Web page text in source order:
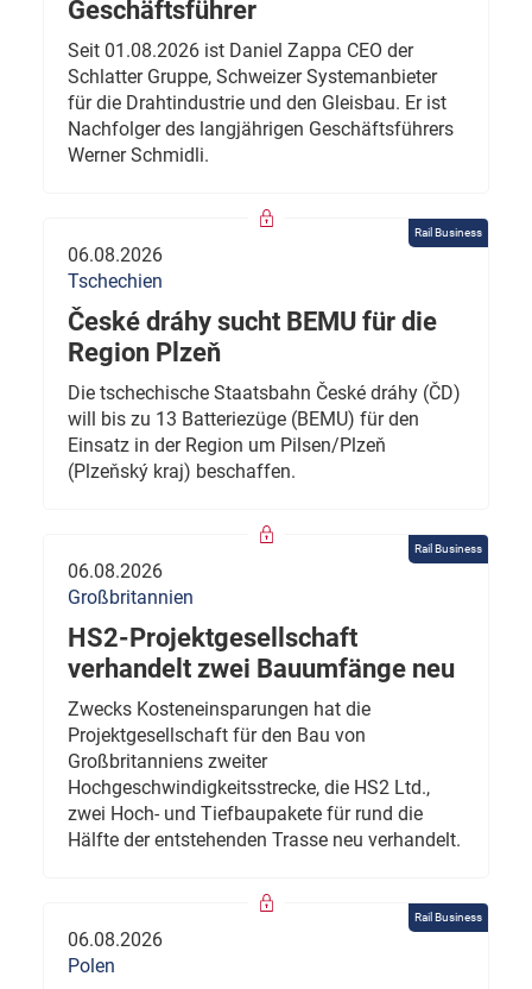
Geschäftsführer
Seit 01.08.2026 ist Daniel Zappa CEO der
Schlatter Gruppe, Schweizer Systemanbieter
für die Drahtindustrie und den Gleisbau. Er ist
Nachfolger des langjährigen Geschäftsführers
Werner Schmidli.
Rail Business
06.08.2026
Tschechien
České dráhy sucht BEMU für die
Region Plzeň
Die tschechische Staatsbahn České dráhy (ČD)
will bis zu 13 Batteriezüge (BEMU) für den
Einsatz in der Region um Pilsen/Plzeň
(Plzeňský kraj) beschaffen.
Rail Business
06.08.2026
Großbritannien
HS2-Projektgesellschaft
verhandelt zwei Bauumfänge neu
Zwecks Kosteneinsparungen hat die
Projektgesellschaft für den Bau von
Großbritanniens zweiter
Hochgeschwindigkeitsstrecke, die HS2 Ltd.,
zwei Hoch- und Tiefbaupakete für rund die
Hälfte der entstehenden Trasse neu verhandelt.
Rail Business
06.08.2026
Polen